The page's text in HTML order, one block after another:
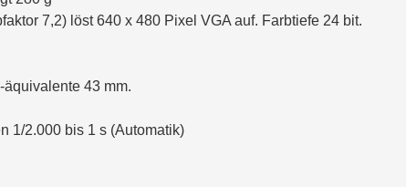
7,2) löst 640 x 480 Pixel VGA auf. Farbtiefe 24 bit.
43 mm.
1/2.000 bis 1 s (Automatik)